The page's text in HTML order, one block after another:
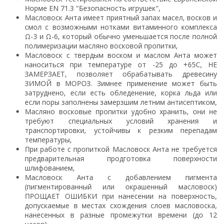
Норме EN 71.3 "Безопасность игрушек",
Масловоск Анта имеет приятный запах масел, восков и
смол с возможными нотками витаминного комплекса
Ω-3 и Ω-6, который обычно уменьшается после полной
полимеризации масляно восковой пропитки,
Масловоск с твердым воском и маслом Анта может
наноситься при температуре от -25 до +65С, НЕ
ЗАМЕРЗАЕТ, позволяет обрабатывать древесину
ЗИМОЙ в МОРОЗ. Зимнее применение может быть
затруднено, если есть обледенение, корка льда или
если поры заполнены замерзшим летним антисептиком,
Масляно восковые пропитки удобно хранить, они не
требуют специальных условий хранения и
транспортировки, устойчивы к резким перепадам
температуры,
При работе с пропиткой Масловоск Анта не требуется
предварительная продготовка поверхности
шлифованием,
Масловоск Анта с добавлением пигмента
(пигментированный или окрашенный масловоск)
ПРОЩАЕТ ОШИБКИ при нанесении на поверхность,
допускаемые в местах схождения слоев масловоска,
нанесенных в разные промежутки времени (до 12